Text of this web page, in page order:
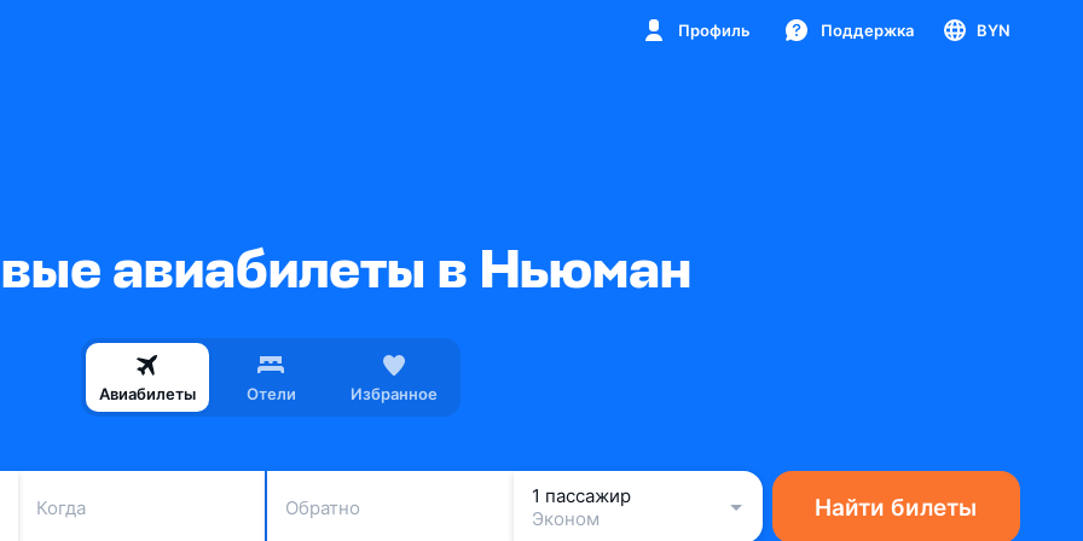
Профиль Поддержка BYN
авиабилеты в Ньюман
Авиабилеты Отели Избранное
Когда Обратно
1 пассажир
Эконом
Найти билеты